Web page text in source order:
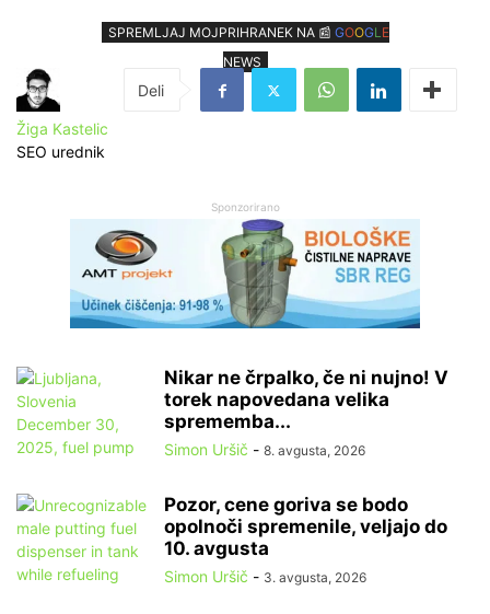
SPREMLJAJ MOJPRIHRANEK NA 📰 GOOGLE
NEWS
Žiga Kastelic
SEO urednik
Sponzorirano
Nikar ne črpalko, če ni nujno! V
torek napovedana velika
sprememba...
Simon Uršič - 8. avgusta, 2026
Pozor, cene goriva se bodo
opolnoči spremenile, veljajo do
10. avgusta
Simon Uršič - 3. avgusta, 2026